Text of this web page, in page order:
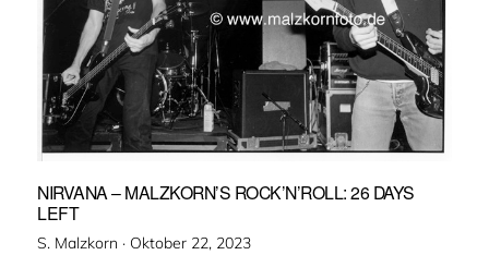
NIRVANA – MALZKORN’S ROCK’N’ROLL: 26 DAYS
LEFT
S. Malzkorn · Veröffentlicht
Oktober 22, 2023